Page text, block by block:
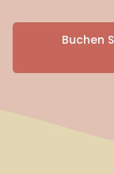
Buchen